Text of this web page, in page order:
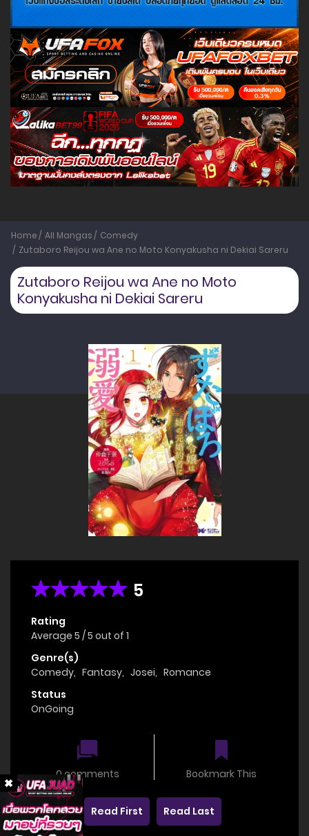
Home All Mangas
Comedy
Zutaboro Reijou wa Ane no Moto Konyakusha ni Dekiai Sareru
Zutaboro Reijou wa Ane no Moto
Konyakusha ni Dekiai Sareru
5
Rating
Average 5 /5 out of 1
Genre(s)
Comedy, Fantasy, Josei, Romance
Status
OnGoing
0 comments Bookmark This
Read First Read Last